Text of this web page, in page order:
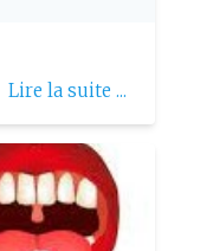
Lire la suite ...